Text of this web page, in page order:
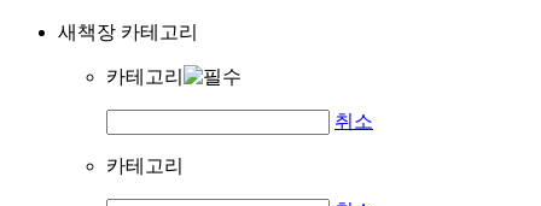
새책장 카테고리
카테고리
취소
카테고리